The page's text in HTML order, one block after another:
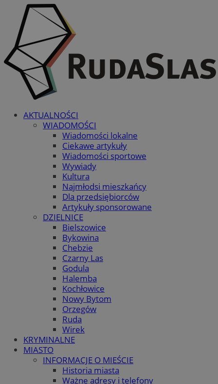
AKTUALNOŚCI
WIADOMOŚCI
Wiadomości lokalne
Ciekawe artykuły
Wiadomości sportowe
Wywiady
Kultura
Najmłodsi mieszkańcy
Dla przedsiębiorców
Artykuły sponsorowane
DZIELNICE
Bielszowice
Bykowina
Chebzie
Czarny Las
Godula
Halemba
Kochłowice
Nowy Bytom
Orzegów
Ruda
Wirek
KRYMINALNE
MIASTO
INFORMACJE O MIEŚCIE
Historia miasta
Ważne adresy i telefony